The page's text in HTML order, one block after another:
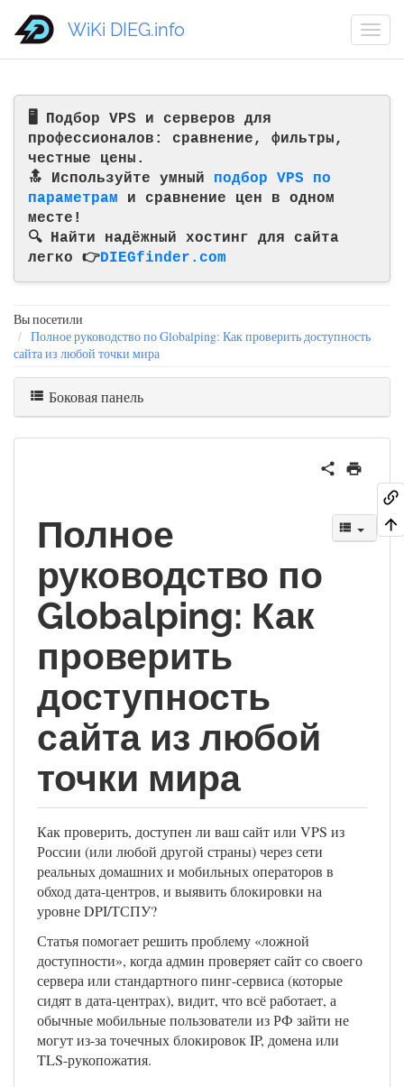
🖥️ Подбор VPS и серверов для
профессионалов: сравнение, фильтры,
честные цены.
🔝 Используйте умный подбор VPS по
параметрам и сравнение цен в одном
месте!
🔍 Найти надёжный хостинг для сайта
легко 👉DIEGfinder.com
WiKi DIEG.info
Вы посетили
Полное руководство по Globalping: Как проверить доступность
сайта из любой точки мира
Боковая панель
Полное
руководство по
Globalping: Как
проверить
доступность
сайта из любой
точки мира
Как проверить, доступен ли ваш сайт или VPS из
России (или любой другой страны) через сети
реальных домашних и мобильных операторов в
обход дата-центров, и выявить блокировки на
уровне DPI/ТСПУ?
Статья помогает решить проблему «ложной
доступности», когда админ проверяет сайт со своего
сервера или стандартного пинг-сервиса (которые
сидят в дата-центрах), видит, что всё работает, а
обычные мобильные пользователи из РФ зайти не
могут из-за точечных блокировок IP, домена или
TLS-рукопожатия.